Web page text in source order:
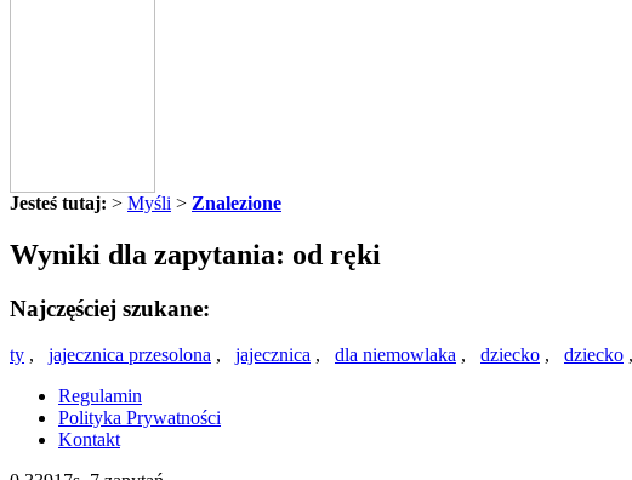
Jesteś tutaj: > Myśli > Znalezione
Wyniki dla zapytania: od ręki
Najczęściej szukane:
ty , jajecznica przesolona , jajecznica , dla niemowlaka , dziecko , dziecko
Regulamin
Polityka Prywatności
Kontakt